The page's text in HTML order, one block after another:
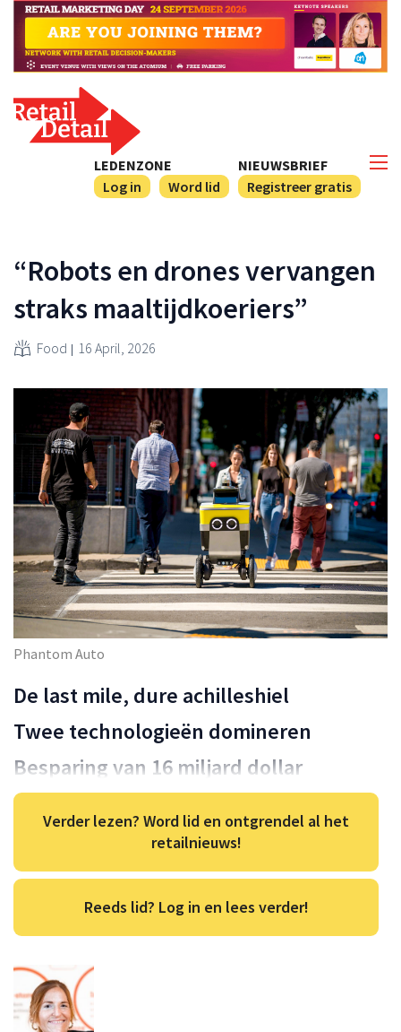
NIEUWSBRIEF
Registreer gratis
LEDENZONE
Log in
Word lid
“Robots en drones vervangen
straks maaltijdkoeriers”
Food 16 April, 2026
Phantom Auto
De last mile, dure achilleshiel
Twee technologieën domineren
Besparing van 16 miljard dollar
Verder lezen? Word lid en ontgrendel al het
retailnieuws!
Reeds lid? Log in en lees verder!